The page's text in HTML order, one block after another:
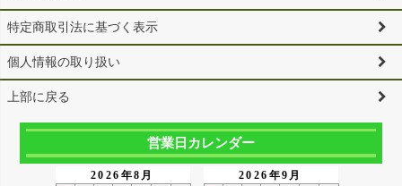
特定商取引法に基づく表示
個人情報の取り扱い
上部に戻る
営業日カレンダー